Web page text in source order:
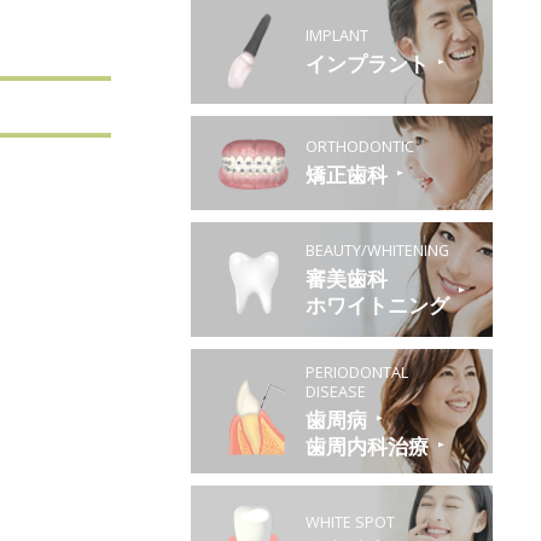
IMPLANT
インプラント
ORTHODONTIC
矯正歯科
BEAUTY/WHITENING
審美歯科
ホワイトニング
PERIODONTAL
DISEASE
歯周病
歯周内科治療
WHITE SPOT